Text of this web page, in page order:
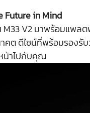
Future in Mind
M33 V2 มาพร้อมแพล
าคต ดีไซน์ที่พร้อมรอง
น้าไปกับคุณ